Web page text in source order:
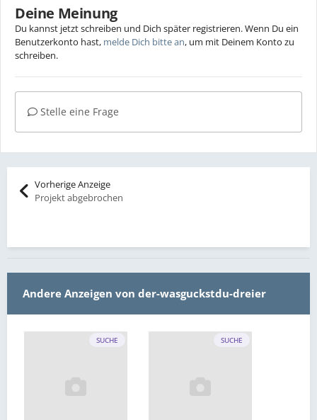
Deine Meinung
Du kannst jetzt schreiben und Dich später registrieren. Wenn Du ein
Benutzerkonto hast, melde Dich bitte an, um mit Deinem Konto zu
schreiben.
Stelle eine Frage
Vorherige Anzeige
Projekt abgebrochen
Andere Anzeigen von der-wasguckstdu-dreier
SUCHE SUCHE